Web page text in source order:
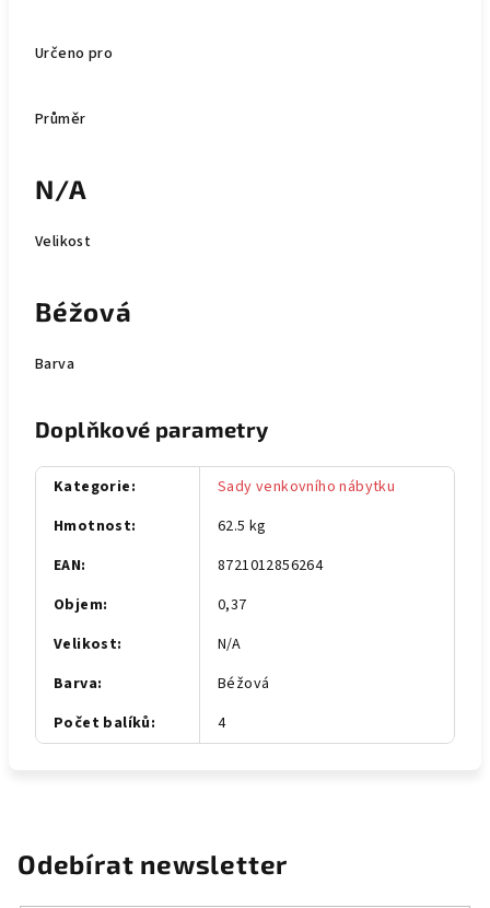
Určeno pro
Průměr
N/A
Velikost
Béžová
Barva
Doplňkové parametry
Kategorie:
Sady venkovního nábytku
Hmotnost:
62.5 kg
EAN:
8721012856264
Objem:
0,37
Velikost:
N/A
Barva:
Béžová
Počet balíků: 4
Odebírat newsletter